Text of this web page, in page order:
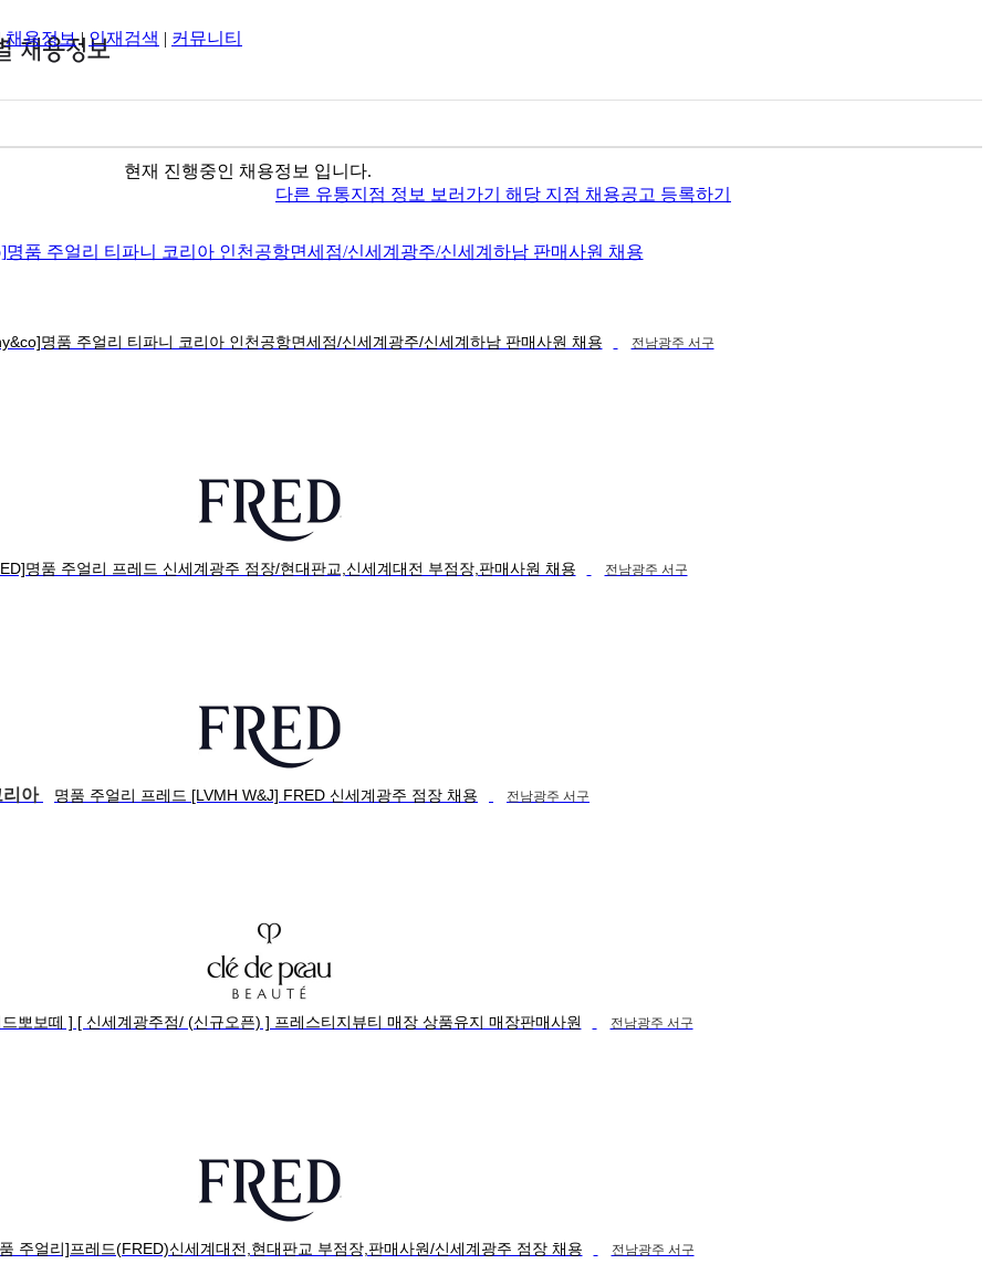
채용정보| 인재검색 | 커뮤니티
현재 진행중인 채용정보 입니다.
다른 유통지점 정보 보러가기 해당 지점 채용공고 등록하기
명품 주얼리 티파니 코리아 인천공항면세점/신세계광주/신세계하남 판매사원 채용 전남광주 서구
명품 주얼리 프레드 신세계광주 점장/현대판교,신세계대전 부점장,판매사원 채용 전남광주 서구
리아 명품 주얼리 프레드 [LVMH W&J] FRED 신세계광주 점장 채용 전남광주 서구
뽀보떼 ] [ 신세계광주점/ (신규오픈) ] 프레스티지뷰티 매장 상품유지 매장판매사원 전남광주 서구
주얼리]프레드(FRED)신세계대전,현대판교 부점장,판매사원/신세계광주 점장 채용 전남광주 서구